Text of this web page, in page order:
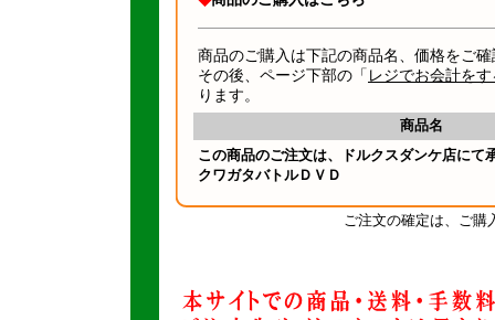
商品のご購入は下記の商品名、価格をご
その後、ページ下部の「 レジでお会計をす
ります。
商品名
この商品のご注文は、ドルクスダンケ店にて
クワガタバトルＤＶＤ
ご注文の確定は、ご購